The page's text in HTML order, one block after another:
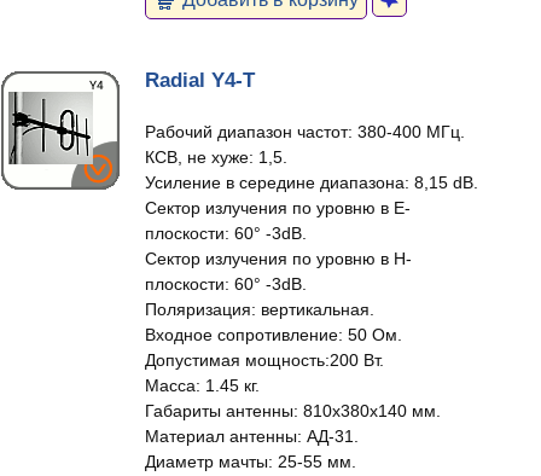
Radial Y4-T
Рабочий диапазон частот: 380-400 МГц.
КСВ, не хуже: 1,5.
Усиление в середине диапазона: 8,15 dB.
Сектор излучения по уровню в Е-
плоскости: 60° -3dB.
Сектор излучения по уровню в Н-
плоскости: 60° -3dB.
Поляризация: вертикальная.
Входное сопротивление: 50 Ом.
Допустимая мощность:200 Вт.
Масса: 1.45 кг.
Габариты антенны: 810x380x140 мм.
Материал антенны: АД-31.
Диаметр мачты: 25-55 мм.